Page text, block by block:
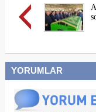
YORUMLAR